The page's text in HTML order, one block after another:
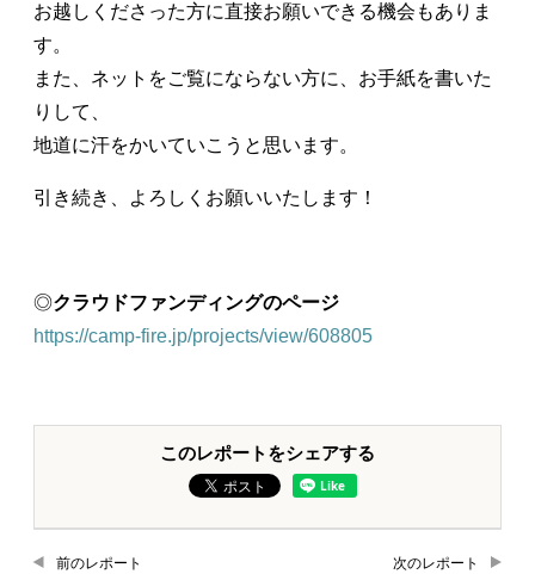
お越しくださった方に直接お願いできる機会もありま
す。
また、ネットをご覧にならない方に、お手紙を書いた
りして、
地道に汗をかいていこうと思います。
引き続き、よろしくお願いいたします！
◎クラウドファンディングのページ
https://camp-fire.jp/projects/view/608805
このレポートをシェアする
前のレポート 次のレポート